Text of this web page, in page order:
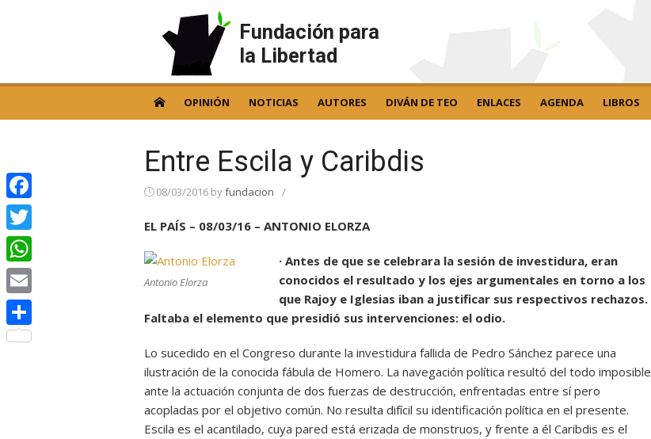
Fundación para
la Libertad
OPINIÓN NOTICIAS AUTORES DIVÁN DE TEO ENLACES AGENDA LIBROS
Entre Escila y Caribdis
08/03/2016 byfundacion /
EL PAÍS – 08/03/16 – ANTONIO ELORZA
Antonio Elorza
· Antes de que se celebrara la sesión de investidura, eran
conocidos el resultado y los ejes argumentales en torno a los
que Rajoy e Iglesias iban a justificar sus respectivos rechazos.
Faltaba el elemento que presidió sus intervenciones: el odio.
Lo sucedido en el Congreso durante la investidura fallida de Pedro Sánchez parece una
ilustración de la conocida fábula de Homero. La navegación política resultó del todo imposible
ante la actuación conjunta de dos fuerzas de destrucción, enfrentadas entre sí pero
acopladas por el objetivo común. No resulta difícil su identificación política en el presente.
Escila es el acantilado, cuya pared está erizada de monstruos, y frente a él Caribdis es el
Facebook
Twitter
WhatsApp
Email
Compartir